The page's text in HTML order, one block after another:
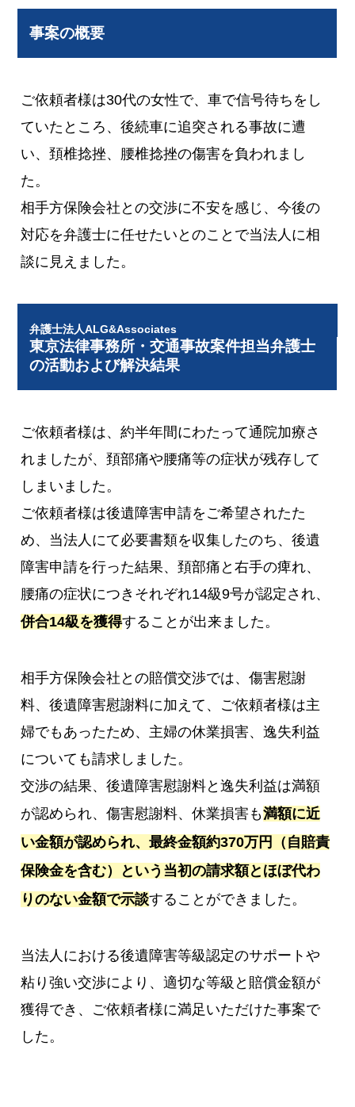
事案の概要
ご依頼者様は30代の女性で、車で信号待ちをし
ていたところ、後続車に追突される事故に遭
い、頚椎捻挫、腰椎捻挫の傷害を負われまし
た。
相手方保険会社との交渉に不安を感じ、今後の
対応を弁護士に任せたいとのことで当法人に相
談に見えました。
弁護士法人ALG&Associates
東京法律事務所・交通事故案件担当弁護士
の活動および解決結果
ご依頼者様は、約半年間にわたって通院加療さ
れましたが、頚部痛や腰痛等の症状が残存して
しまいました。
ご依頼者様は後遺障害申請をご希望されたた
め、当法人にて必要書類を収集したのち、後遺
障害申請を行った結果、頚部痛と右手の痺れ、
腰痛の症状につきそれぞれ14級9号が認定され、
併合14級を獲得することが出来ました。
相手方保険会社との賠償交渉では、傷害慰謝
料、後遺障害慰謝料に加えて、ご依頼者様は主
婦でもあったため、主婦の休業損害、逸失利益
についても請求しました。
交渉の結果、後遺障害慰謝料と逸失利益は満額
が認められ、傷害慰謝料、休業損害も満額に近
い金額が認められ、最終金額約370万円（自賠責
保険金を含む）という当初の請求額とほぼ代わ
りのない金額で示談することができました。
当法人における後遺障害等級認定のサポートや
粘り強い交渉により、適切な等級と賠償金額が
獲得でき、ご依頼者様に満足いただけた事案で
した。